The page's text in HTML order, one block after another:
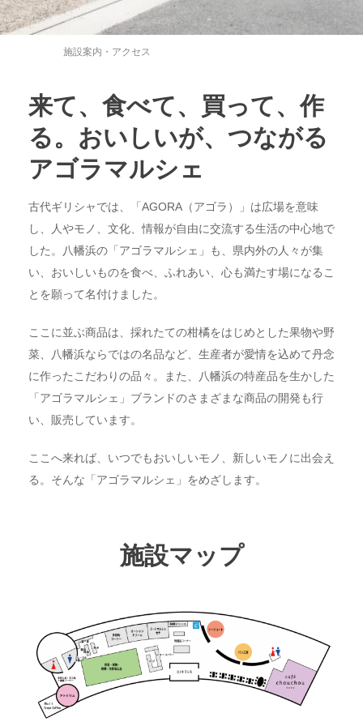
施設案内・アクセス
来て、食べて、買って、作
る。おいしいが、つながる
アゴラマルシェ
古代ギリシャでは、「AGORA（アゴラ）」は広場を意味
し、人やモノ、文化、情報が自由に交流する生活の中心地で
した。八幡浜の「アゴラマルシェ」も、県内外の人々が集
い、おいしいものを食べ、ふれあい、心も満たす場になるこ
とを願って名付けました。
ここに並ぶ商品は、採れたての柑橘をはじめとした果物や野
菜、八幡浜ならではの名品など、生産者が愛情を込めて丹念
に作ったこだわりの品々。また、八幡浜の特産品を生かした
「アゴラマルシェ」ブランドのさまざまな商品の開発も行
い、販売しています。
ここへ来れば、いつでもおいしいモノ、新しいモノに出会え
る。そんな「アゴラマルシェ」をめざします。
施設マップ